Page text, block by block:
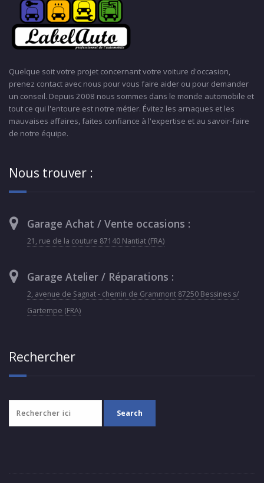
Quelque soit votre projet concernant votre voiture d'occasion,
prenez contact avec nous pour vous faire aider ou pour demander
un conseil. Depuis 2008 nous sommes dans le monde automobile et
tout ce qui l'entoure est notre métier. Évitez les arnaques et les
mauvaises affaires, faites confiance à l'expertise et au savoir-faire
de notre équipe.
Nous trouver :
Garage Achat / Vente occasions :
21, rue de la couture 87140 Nantiat (FRA)
Garage Atelier / Réparations :
2, avenue de Sagnat - chemin de Grammont 87250 Bessines s/
Gartempe (FRA)
Rechercher